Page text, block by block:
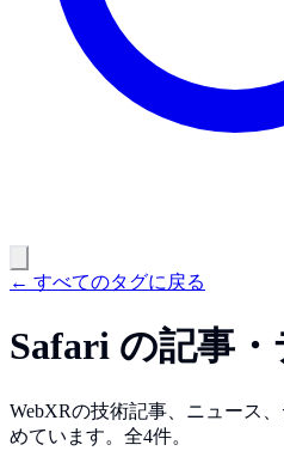
← すべてのタグに戻る
Safari の記事
WebXRの技術記事、ニュース、
めています。全4件。